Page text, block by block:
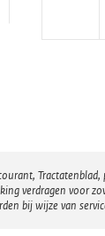
verdragen voor
bij wijze van